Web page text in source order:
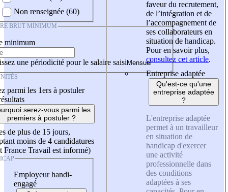
Non renseignée (60)
BRUT MINIMUM
minimum
une périodicité pour le salaire saisi
parmi les 1ers à postuler
serez-vous parmi les
premiers à postuler ?
de plus de 15 jours,
moins de 4 candidatures
France Travail est informé)
Employeur handi-
engagé
faveur du recrutement,
de l’intégration et de
l’accompagnement de
ses collaborateurs en
situation de handicap.
Pour en savoir plus,
consultez cet article.
Entreprise adaptée
Qu'est-ce qu'une
entreprise adaptée
?
L'entreprise adaptée
permet à un travailleur
en situation de
handicap d'exercer
une activité
professionnelle dans
des conditions
adaptées à ses